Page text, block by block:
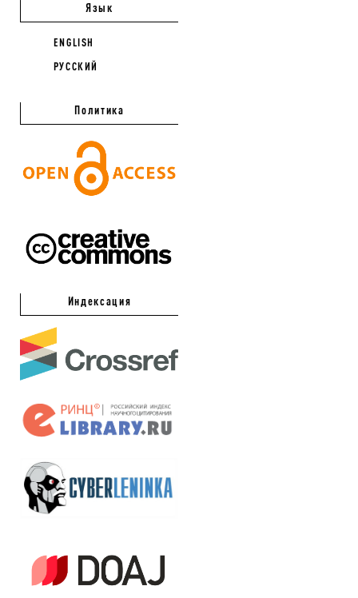
Язык
ENGLISH
РУССКИЙ
Политика
Индексация